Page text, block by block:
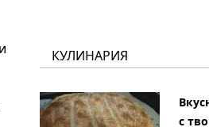
КУЛИНАРИЯ
с